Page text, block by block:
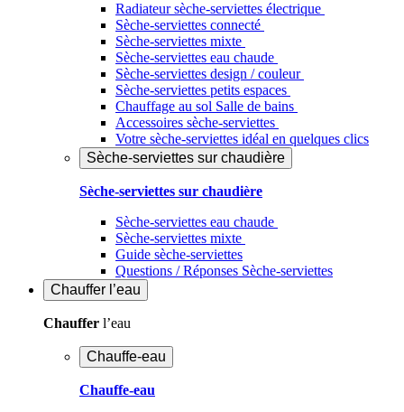
Radiateur sèche-serviettes électrique
Sèche-serviettes connecté
Sèche-serviettes mixte
Sèche-serviettes eau chaude
Sèche-serviettes design / couleur
Sèche-serviettes petits espaces
Chauffage au sol Salle de bains
Accessoires sèche-serviettes
Votre sèche-serviettes idéal en quelques clics
Sèche-serviettes sur chaudière
Sèche-serviettes sur chaudière
Sèche-serviettes eau chaude
Sèche-serviettes mixte
Guide sèche-serviettes
Questions / Réponses Sèche-serviettes
Chauffer l’eau
Chauffer l’eau
Chauffe-eau
Chauffe-eau